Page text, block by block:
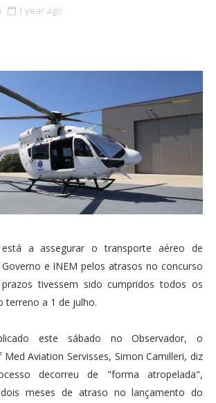
1 year ago
a assegurar o transporte aéreo de
e INEM pelos atrasos no concurso
tivessem sido cumpridos todos os
terreno a 1 de julho.
este sábado no Observador, o
Aviation Servisses, Simon Camilleri, diz
decorreu de "forma atropelada",
meses de atraso no lançamento do